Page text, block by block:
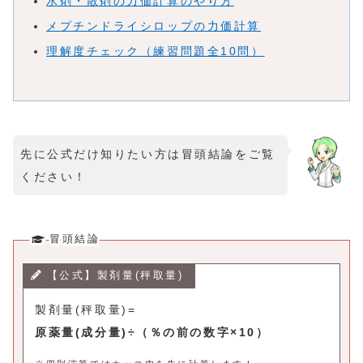
メプチンドライシロップの力価計算
理解度チェック（練習問題全10問）
先に公式だけ知りたい方は冒頭結論をご覧
ください！
冒頭結論
【公式】製剤量(秤取量)
製剤量(秤取量)=
原薬量(成分量)÷（％の前の数字×10）